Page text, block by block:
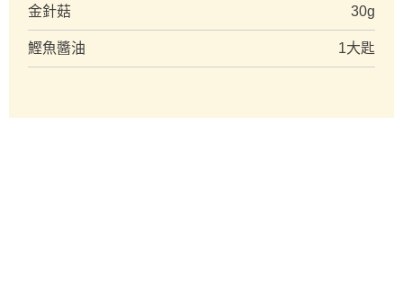
金針菇 30g
鰹魚醬油 1大匙